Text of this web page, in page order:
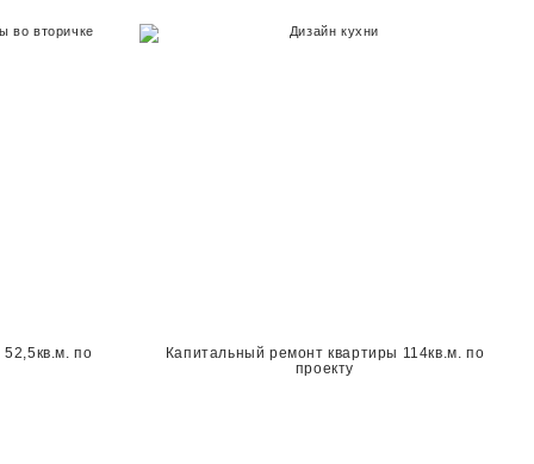
по
Капитальный ремонт квартиры 114кв.м. по
проекту